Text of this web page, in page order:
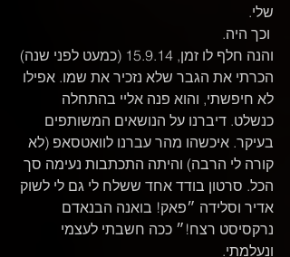
שלי.
והנה חלף לו זמן, 15.9.14 (כמעט לפני שנה)
הכרתי את הגבר שלא נזכיר את שמו. אפילו
לא חיפשתי, והוא פנה אליי בהתחלה
כנשלט. דיברנו על הנושאים המשותפים
בעיקר. איכשהו מהר עברנו לוואטסאפ (לא
קורה לי הרבה) והיתה התכתבות נעימה סך
הכל. סרטון בודד אחד ששלח לי גם לי לשוק
אדיר וסלידה ״פאק! בואנה הבנאדם
נרקסיסט רצח!״ ככה חשבתי לעצמי
ונעלמתי.